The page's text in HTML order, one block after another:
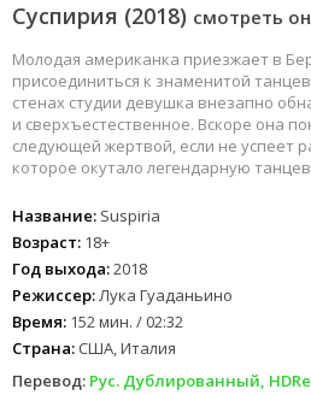
Суспирия (2018) смотреть
Молодая американка приезжает в
присоединиться к знаменитой
стенах студии девушка внезапно
и сверхъестественное. Вскоре она
следующей жертвой, если не успеет
которое окутало легендарную
Название: Suspiria
Возраст: 18+
Год выхода:2018
Режиссер:Лука Гуаданьино
Время: 152 мин. / 02:32
Страна: США, Италия
Перевод: Рус. Дублированный,